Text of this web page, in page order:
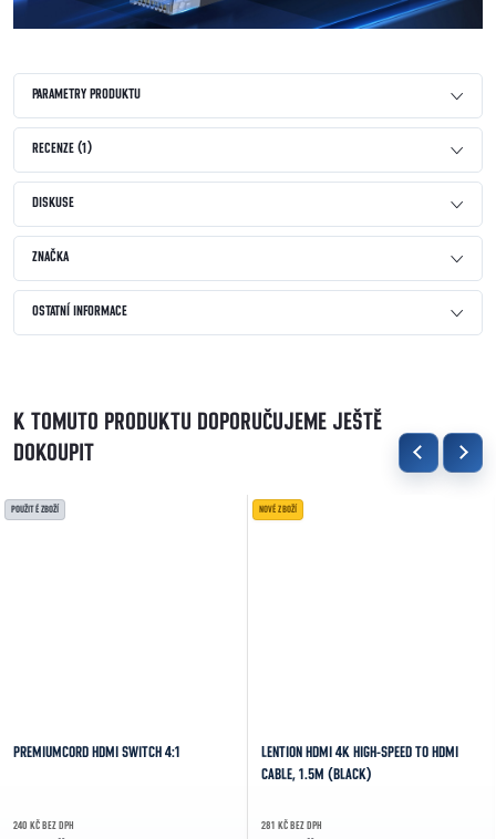
PARAMETRY PRODUKTU
RECENZE (1)
DISKUSE
ZNAČKA
OSTATNÍ INFORMACE
K TOMUTO PRODUKTU DOPORUČUJEME JEŠTĚ
DOKOUPIT
POUŽITÉ ZBOŽÍ
PREMIUMCORD HDMI SWITCH 4:1
240 KČ BEZ DPH
NOVÉ ZBOŽÍ
LENTION HDMI 4K HIGH-SPEED TO HDMI
CABLE, 1.5M (BLACK)
281 KČ BEZ DPH